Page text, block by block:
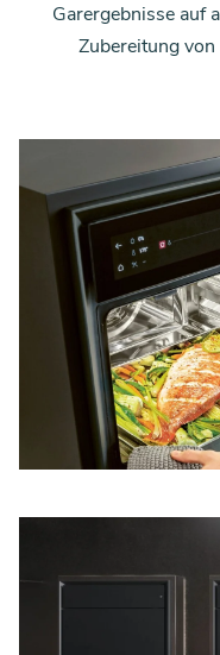
Garergebnisse auf
Zubereitung